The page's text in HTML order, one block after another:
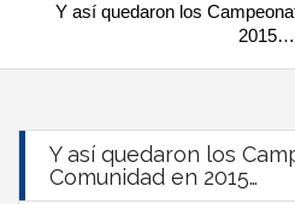
Y así quedaron los
2015…
Y así quedaron los
Comunidad en 2015…